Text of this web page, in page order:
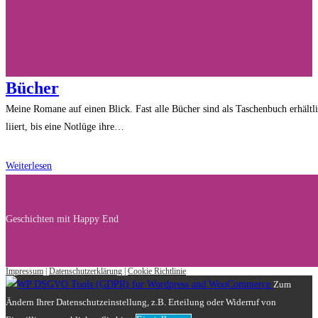
Bücher
Meine Romane auf einen Blick. Fast alle Bücher sind als Taschenbuch
liiert, bis eine Notlüge ihre…
Weiterlesen
Geschichten mit Happy End
Impressum Datenschutzerklärung Cookie Richtlinie
Zum
Ändern Ihrer Datenschutzeinstellung, z.B. Erteilung oder Widerruf von